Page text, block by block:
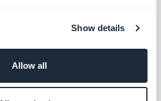
Show details
Allow all
App synchronisieren Sie Ihre
App.